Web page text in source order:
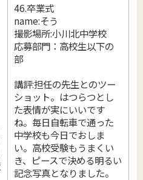
46.卒業式
name:そう
撮影場所:小川北中学校
応募部門：高校生以下の
部
講評:担任の先生とのツー
ショット。はつらつとし
た表情が実にいいです
ね。毎日自転車で通った
中学校も今日でおしま
い。高校受験もうまくい
き、ピースで決める明るい
記念写真となりました。